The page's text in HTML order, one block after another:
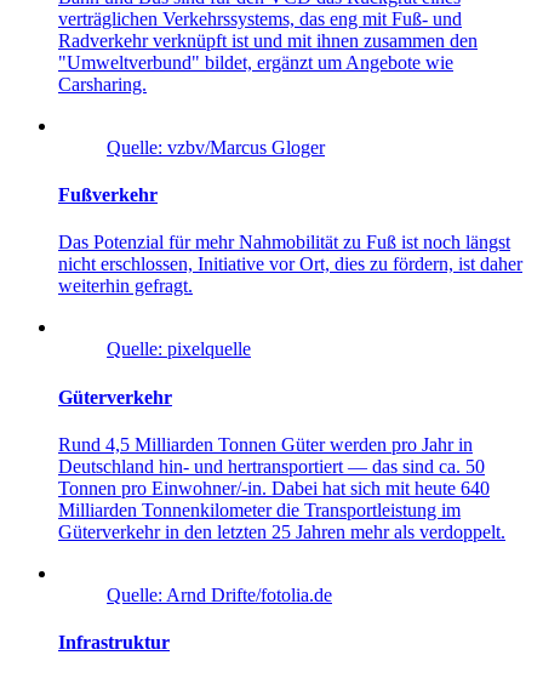
verträglichen Verkehrssystems, das eng mit Fuß- und
Radverkehr verknüpft ist und mit ihnen zusammen den
"Umweltverbund" bildet, ergänzt um Angebote wie
Carsharing.
Quelle: vzbv/Marcus Gloger
Fußverkehr
Das Potenzial für mehr Nahmobilität zu Fuß ist noch längst
nicht erschlossen, Initiative vor Ort, dies zu fördern, ist daher
weiterhin gefragt.
Quelle: pixelquelle
Güterverkehr
Rund 4,5 Milliarden Tonnen Güter werden pro Jahr in
Deutschland hin- und hertransportiert — das sind ca. 50
Tonnen pro Einwohner/-in. Dabei hat sich mit heute 640
Milliarden Tonnenkilometer die Transportleistung im
Güterverkehr in den letzten 25 Jahren mehr als verdoppelt.
Quelle: Arnd Drifte/fotolia.de
Infrastruktur